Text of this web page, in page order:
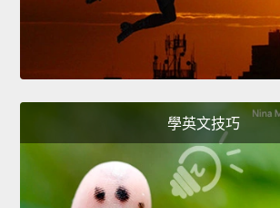
學英文技巧